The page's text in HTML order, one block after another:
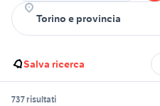
Salva ricerca
737 risultati